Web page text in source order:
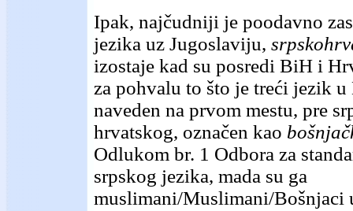
Ipak, najčudniji je poodavno
jezika uz Jugoslaviju,
izostaje kad su posredi BiH i
za pohvalu to što je treći jezik
naveden na prvom mestu, pre
hrvatskog, označen kao
Odlukom br. 1 Odbora za
srpskog jezika, mada su ga
muslimani/Muslimani/Bošnjaci